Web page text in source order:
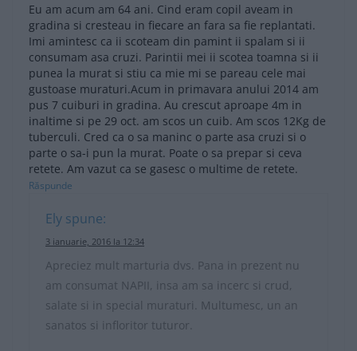
Eu am acum am 64 ani. Cind eram copil aveam in
gradina si cresteau in fiecare an fara sa fie replantati.
Imi amintesc ca ii scoteam din pamint ii spalam si ii
consumam asa cruzi. Parintii mei ii scotea toamna si ii
punea la murat si stiu ca mie mi se pareau cele mai
gustoase muraturi.Acum in primavara anului 2014 am
pus 7 cuiburi in gradina. Au crescut aproape 4m in
inaltime si pe 29 oct. am scos un cuib. Am scos 12Kg de
tuberculi. Cred ca o sa maninc o parte asa cruzi si o
parte o sa-i pun la murat. Poate o sa prepar si ceva
retete. Am vazut ca se gasesc o multime de retete.
Răspunde
Ely spune:
3 ianuarie, 2016 la 12:34
Apreciez mult marturia dvs. Pana in prezent nu
am consumat NAPII, insa am sa incerc si crud,
salate si in special muraturi. Multumesc, un an
sanatos si infloritor tuturor.